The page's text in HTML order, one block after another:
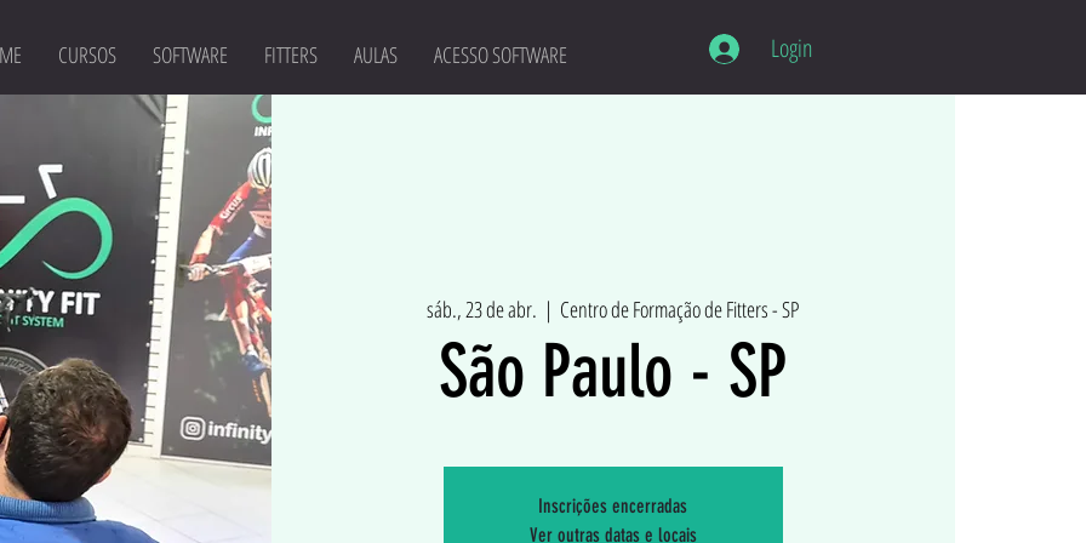
CURSOS SOFTWARE FITTERS AULAS ACESSO SOFTWARE Login
sáb., 23 de abr.
  |
Centro de Formação de Fitters - SP
São Paulo - SP
Inscrições encerradas
Ver outras datas e locais